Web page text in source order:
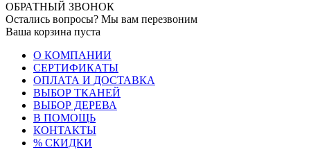
ОБРАТНЫЙ ЗВОНОК
Остались вопросы? Мы вам перезвоним
Ваша корзина пуста
О КОМПАНИИ
СЕРТИФИКАТЫ
ОПЛАТА И ДОСТАВКА
ВЫБОР ТКАНЕЙ
ВЫБОР ДЕРЕВА
В ПОМОЩЬ
КОНТАКТЫ
% СКИДКИ